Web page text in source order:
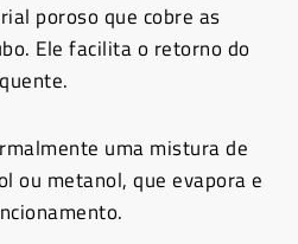
poroso que cobre as
Ele facilita o retorno do
uma mistura de
ou metanol, que evapora e